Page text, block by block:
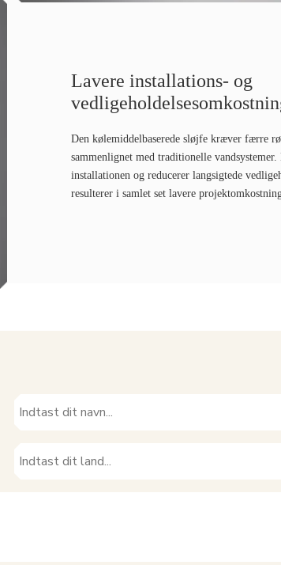
Lavere installations- og
Den kølemiddelbaserede sløjfe kræver færre
sammenlignet med traditionelle
installationen og reducerer langsigtede
resulterer i samlet set lavere